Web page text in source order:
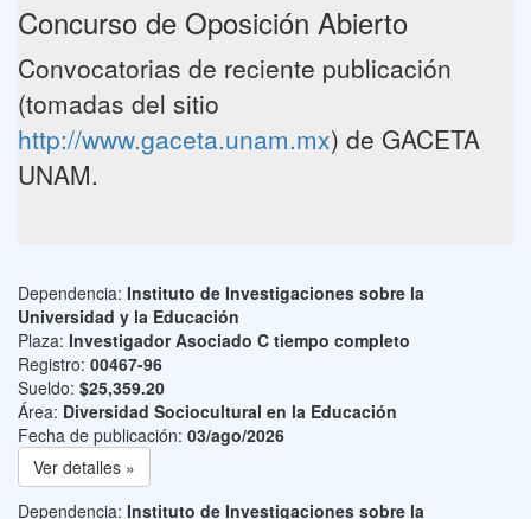
Concurso de Oposición Abierto
Convocatorias de reciente publicación
(tomadas del sitio
http://www.gaceta.unam.mx) de GACETA
UNAM.
Dependencia: Instituto de Investigaciones sobre la
Universidad y la Educación
Plaza: Investigador Asociado C tiempo completo
Registro: 00467-96
Sueldo: $25,359.20
Área: Diversidad Sociocultural en la Educación
Fecha de publicación: 03/ago/2026
Ver detalles »
Dependencia: Instituto de Investigaciones sobre la